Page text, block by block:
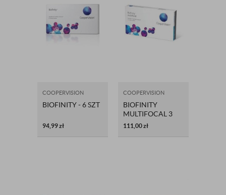
COOPERVISION
BIOFINITY - 6 SZT
94,99zł
COOPERVISION
BIOFINITY
MULTIFOCAL 3
SZT
111,00zł